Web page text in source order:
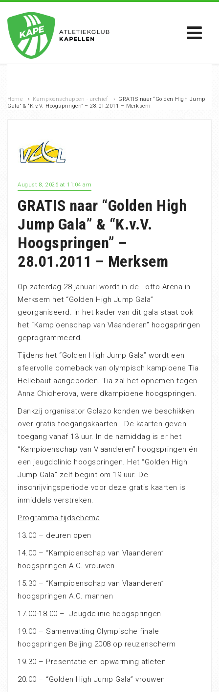
Home › Kampioenschappen - archief › GRATIS naar “Golden High Jump
Gala” & “K.v.V. Hoogspringen” – 28.01.2011 – Merksem
August 8, 2026 at 11:04 am
GRATIS naar “Golden High
Jump Gala” & “K.v.V.
Hoogspringen” –
28.01.2011 – Merksem
Op zaterdag 28 januari wordt in de Lotto-Arena in
Merksem het “Golden High Jump Gala”
georganiseerd. In het kader van dit gala staat ook
het “Kampioenschap van Vlaanderen” hoogspringen
geprogrammeerd.
Tijdens het “Golden High Jump Gala” wordt een
sfeervolle comeback van olympisch kampioene Tia
Hellebaut aangeboden. Tia zal het opnemen tegen
Anna Chicherova, wereldkampioene hoogspringen.
Dankzij organisator Golazo konden we beschikken
over gratis toegangskaarten. De kaarten geven
toegang vanaf 13 uur. In de namiddag is er het
“Kampioenschap van Vlaanderen” hoogspringen én
een jeugdclinic hoogspringen. Het “Golden High
Jump Gala” zelf begint om 19 uur. De
inschrijvingsperiode voor deze gratis kaarten is
inmiddels verstreken.
Programma-tijdschema
13.00 – deuren open
14.00 – “Kampioenschap van Vlaanderen”
hoogspringen A.C. vrouwen
15.30 – “Kampioenschap van Vlaanderen”
hoogspringen A.C. mannen
17.00-18.00 – Jeugdclinic hoogspringen
19.00 – Samenvatting Olympische finale
hoogspringen Beijing 2008 op reuzenscherm
19.30 – Presentatie en opwarming atleten
20.00 – “Golden High Jump Gala” vrouwen